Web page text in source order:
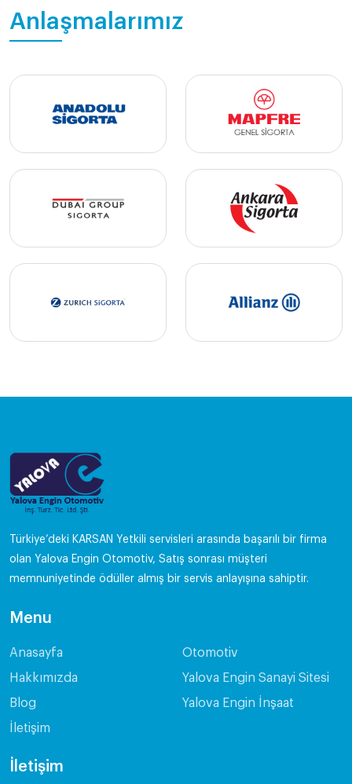
Anlaşmalarımız
Türkiye’deki KARSAN Yetkili servisleri arasında başarılı bir firma
olan Yalova Engin Otomotiv, Satış sonrası müşteri
memnuniyetinde ödüller almış bir servis anlayışına sahiptir.
Menu
Anasayfa
Hakkımızda
Blog
İletişim
Otomotiv
Yalova Engin Sanayi Sitesi
Yalova Engin İnşaat
İletişim